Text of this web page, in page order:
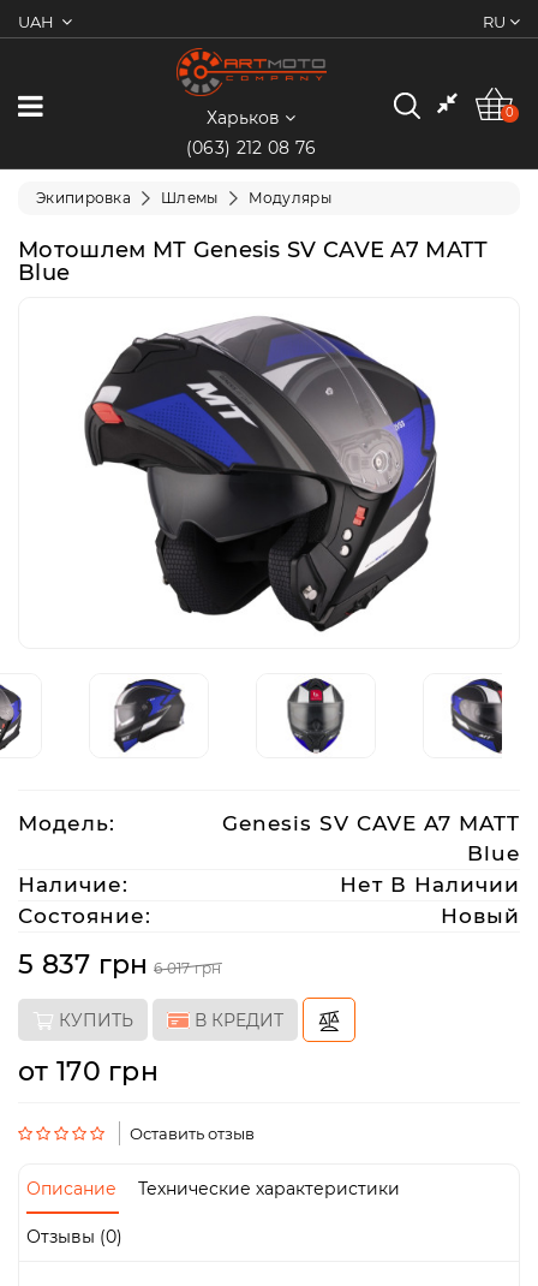
UAH RU
0
Категории
Мотоциклы
Электротранспорт
Экипировка
Аксессуары
(063)
08
artmoto.info@gmail.com
Режим
работы:
Пн-
09:00
19:00
10:00
Харьков
(063) 212 08 76
0
Экипировка Шлемы Модуляры
Мотошлем MT Genesis SV CAVE A7 MATT
Blue
Модель:
Genesis SV CAVE A7 MATT
Blue
Наличие:
Нет В Наличии
Состояние:
Новый
5 837 грн 6 017 грн
КУПИТЬ В КРЕДИТ
от 170 грн
Оставить отзыв
Описание Технические характеристики
Отзывы (0)